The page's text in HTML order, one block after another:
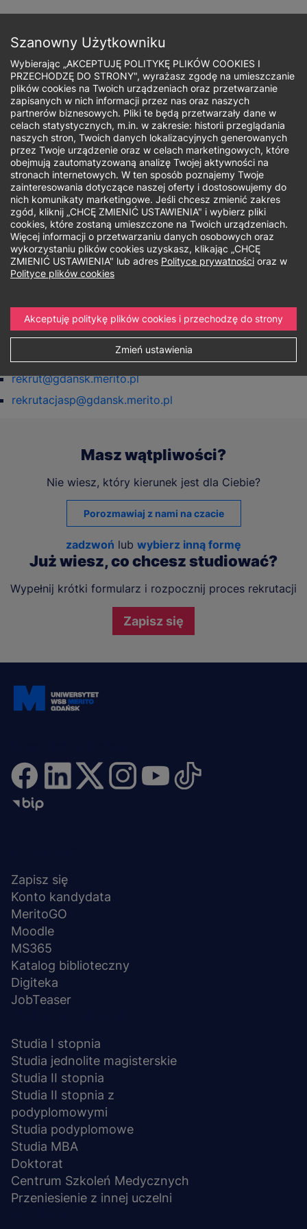
treści
Ścieżka
nawigacyjna
Jaki rodzaj studiów Cię interesuje?
Studia II stopnia
Biuro Rekrutacji
Uwaga! Kontakt telefoniczny możliwy jest tylko od pn- pt
w godzinach 9.00-16.00
Telefon:
+48 58 350 20 75
rekrut@gdansk.merito.pl
rekrutacjasp@gdansk.merito.pl
Masz wątpliwości?
Nie wiesz, który kierunek jest dla Ciebie?
Porozmawiaj z nami na czacie
zadzwoń lub wybierz inną formę
Już wiesz, co chcesz studiować?
Wypełnij krótki formularz i rozpocznij proces rekrutacji
Zapisz się
stopka
Zapisz się
Konto kandydata
MeritoGO
Moodle
MS365
Katalog biblioteczny
Digiteka
JobTeaser
Studia I stopnia
Studia jednolite magisterskie
Studia II stopnia
Studia II stopnia z
podyplomowymi
Studia podyplomowe
Studia MBA
Doktorat
Centrum Szkoleń Medycznych
Przeniesienie z innej uczelni
Szanowny Użytkowniku
Wybierając „AKCEPTUJĘ POLITYKĘ PLIKÓW COOKIES I
PRZECHODZĘ DO STRONY", wyrażasz zgodę na umieszczanie
plików cookies na Twoich urządzeniach oraz przetwarzanie
zapisanych w nich informacji przez nas oraz naszych
partnerów biznesowych. Pliki te będą przetwarzały dane w
celach statystycznych, m.in. w zakresie: historii przeglądania
naszych stron, Twoich danych lokalizacyjnych generowanych
przez Twoje urządzenie oraz w celach marketingowych, które
obejmują zautomatyzowaną analizę Twojej aktywności na
stronach internetowych. W ten sposób poznajemy Twoje
zainteresowania dotyczące naszej oferty i dostosowujemy do
nich komunikaty marketingowe. Jeśli chcesz zmienić zakres
zgód, kliknij „CHCĘ ZMIENIĆ USTAWIENIA" i wybierz pliki
cookies, które zostaną umieszczone na Twoich urządzeniach.
Więcej informacji o przetwarzaniu danych osobowych oraz
wykorzystaniu plików cookies uzyskasz, klikając „CHCĘ
ZMIENIĆ USTAWIENIA" lub adres Polityce prywatności oraz w
Polityce plików cookies
Zmień ustawienia
Akceptuję politykę plików cookies i przechodzę do strony